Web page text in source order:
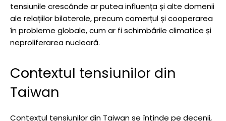
tensiunile crescânde ar putea influența și alte domenii
ale relațiilor bilaterale, precum comerțul și cooperarea
în probleme globale, cum ar fi schimbările climatice și
neproliferarea nucleară.
Contextul tensiunilor din
Taiwan
Contextul tensiunilor din Taiwan se întinde pe decenii,